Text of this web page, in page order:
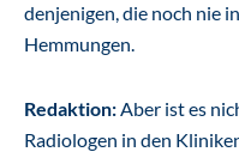
denjenigen, die noch nie
Hemmungen.
Redaktion:Aber ist es
Radiologen in den